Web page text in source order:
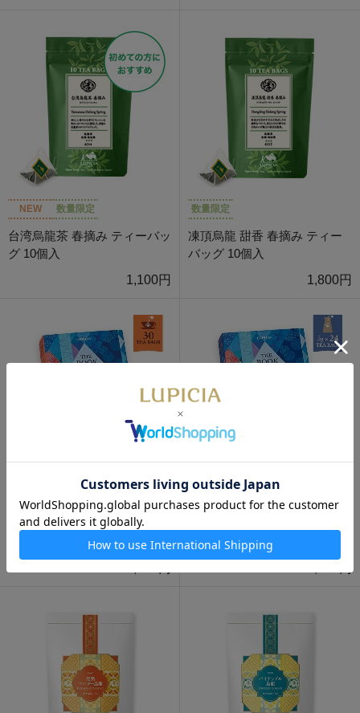
NEW 数量限定
台湾烏龍茶 春摘み ティーバッ
グ 10個入
1,100円
数量限定
凍頂烏龍 甜香 春摘み ティー
バッグ 10個入
1,800円
ブック オブ ティー・アンネテ
30種 手提げ袋なし
24種 手提げ袋なし